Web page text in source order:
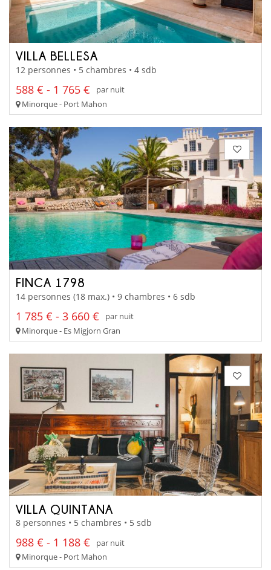
VILLA BELLESA
12 personnes • 5 chambres • 4 sdb
588 € - 1 765 €
par nuit
Minorque - Port Mahon
FINCA 1798
14 personnes (18 max.) • 9 chambres • 6 sdb
1 785 € - 3 660 €
par nuit
Minorque - Es Migjorn Gran
VILLA QUINTANA
8 personnes • 5 chambres • 5 sdb
988 € - 1 188 €
par nuit
Minorque - Port Mahon